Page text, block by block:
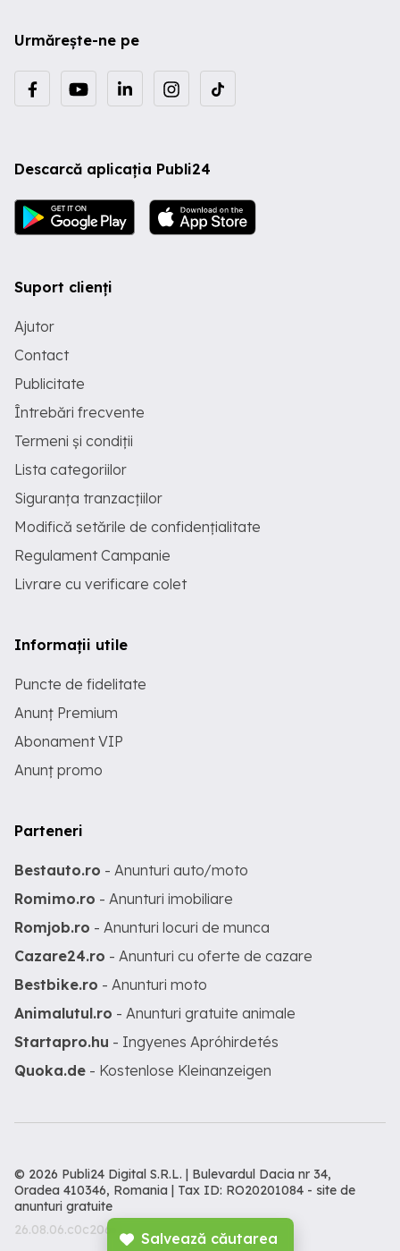
Salvează căutarea
Urmărește-ne pe
Descarcă aplicația Publi24
Suport clienți
Ajutor
Contact
Publicitate
Întrebări frecvente
Termeni și condiții
Lista categoriilor
Siguranța tranzacțiilor
Modifică setările de confidențialitate
Regulament Campanie
Livrare cu verificare colet
Informații utile
Puncte de fidelitate
Anunț Premium
Abonament VIP
Anunț promo
Parteneri
Bestauto.ro - Anunturi auto/moto
Romimo.ro - Anunturi imobiliare
Romjob.ro - Anunturi locuri de munca
Cazare24.ro - Anunturi cu oferte de cazare
Bestbike.ro - Anunturi moto
Animalutul.ro - Anunturi gratuite animale
Startapro.hu - Ingyenes Apróhirdetés
Quoka.de - Kostenlose Kleinanzeigen
© 2026 Publi24 Digital S.R.L. | Bulevardul Dacia nr 34,
Oradea 410346, Romania | Tax ID: RO20201084 - site de
anunturi gratuite
26.08.06.c0c206c